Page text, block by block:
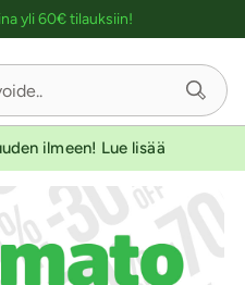
yli 60€ tilauksiin!
ilmeen! Lue lisää